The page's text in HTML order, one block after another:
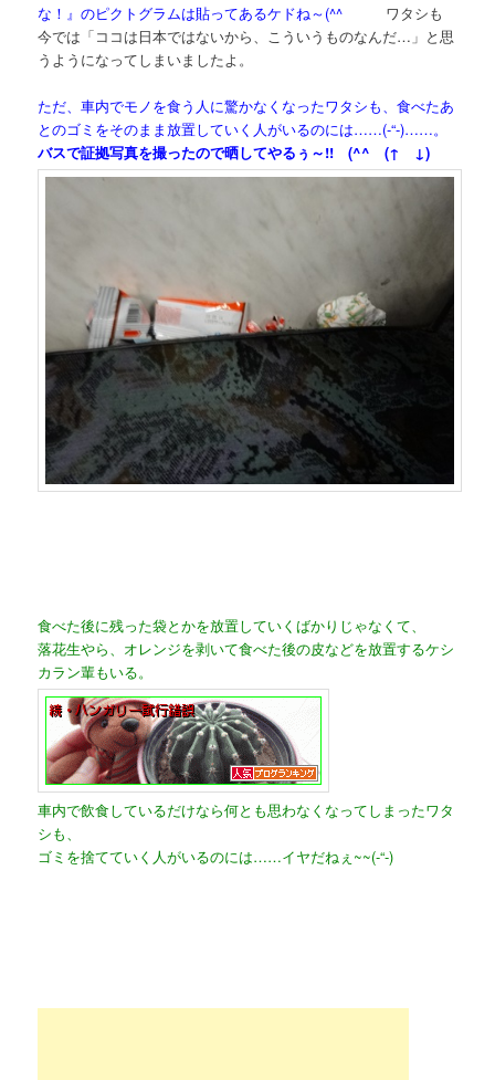
な！』のピクトグラムは貼ってあるケドね～(^^ゞ
ワタシも
今では「ココは日本ではないから、こういうものなんだ…」と思
うようになってしまいましたよ。
ただ、車内でモノを食う人に驚かなくなったワタシも、食べたあ
とのゴミをそのまま放置していく人がいるのには……(-“-)……。
バスで証拠写真を撮ったので晒してやるぅ～!! (^^ゞ(↑ ↓)
食べた後に残った袋とかを放置していくばかりじゃなくて、
落花生やら、オレンジを剥いて食べた後の皮などを放置するケシ
カラン輩もいる。
車内で飲食しているだけなら何とも思わなくなってしまったワタ
シも、
ゴミを捨てていく人がいるのには……イヤだねぇ~~(-“-)